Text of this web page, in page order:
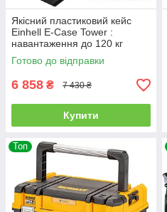
Якісний пластиковий кейс
Einhell E-Case Tower :
навантаження до 120 кг
(4540015)
Готово до відправки
6 858 ₴ 7 430 ₴
Купити
Топ